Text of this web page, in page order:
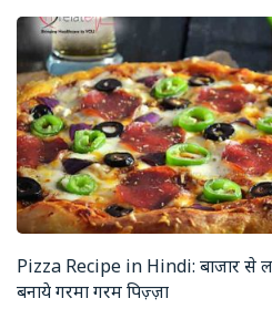
Pizza Recipe in Hindi: बाजार से
बनाये गरमा गरम पिज़्ज़ा